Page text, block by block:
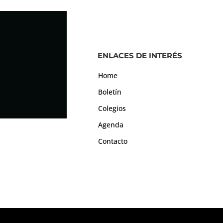
ENLACES DE INTERÉS
Home
Boletín
Colegios
Agenda
Contacto